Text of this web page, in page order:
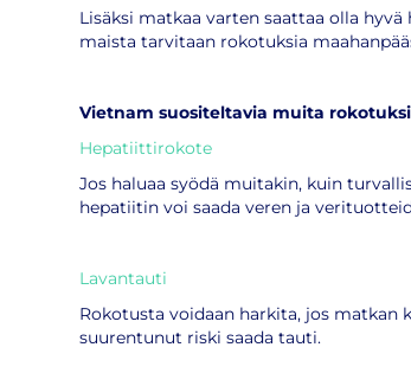
Lisäksi matkaa varten saattaa olla
maista tarvitaan rokotuksia
Vietnam suositeltavia muita
Hepatiittirokote
Jos haluaa syödä muitakin, kuin
hepatiitin voi saada veren ja
Lavantauti
Rokotusta voidaan harkita, jos matkan
suurentunut riski saada tauti.